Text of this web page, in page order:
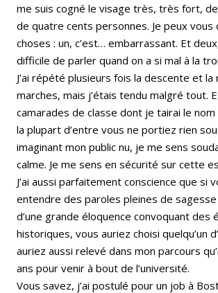
me suis cogné le visage très, très fort,
de quatre cents personnes. Je peux vous
choses : un, c’est… embarrassant. Et
difficile de parler quand on a si mal à la
J’ai répété plusieurs fois la descente et
marches, mais j’étais tendu malgré tout.
camarades de classe dont je tairai le nom
la plupart d’entre vous ne portiez rien
imaginant mon public nu, je me sens
calme. Je me sens en sécurité sur cette
J’ai aussi parfaitement conscience que si
entendre des paroles pleines de sagesse
d’une grande éloquence convoquant des
historiques, vous auriez choisi quelqu’un
auriez aussi relevé dans mon parcours
ans pour venir à bout de l’université.
Vous savez, j’ai postulé pour un job à